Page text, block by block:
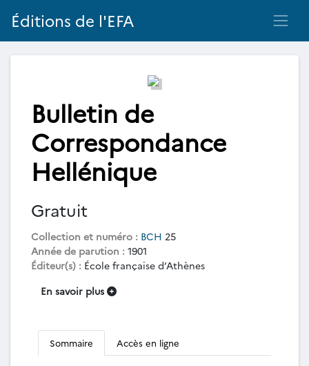
Éditions de l'EFA
Bulletin de
Correspondance
Hellénique
Gratuit
Collection et numéro : BCH 25
Année de parution : 1901
Éditeur(s) : École française d’Athènes
En savoir plus
Sommaire Accès en ligne